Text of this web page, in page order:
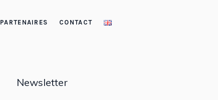
PARTENAIRES CONTACT
Newsletter